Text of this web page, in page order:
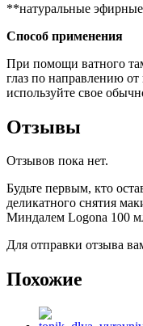
**натуральные
Способ применения
При помощи ватного
глаз по направлению
используйте свое
Отзывы
Отзывов пока нет.
Будьте первым, кто
деликатного снятия
Миндалем Logona 100
Для отправки отзыва
Похожие